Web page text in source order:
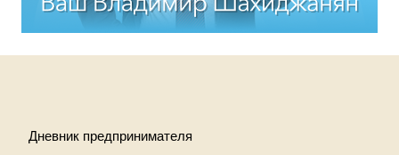
Дневник предпринимателя